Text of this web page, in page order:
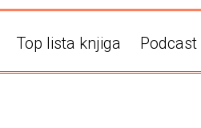
Top lista knjiga Podcast